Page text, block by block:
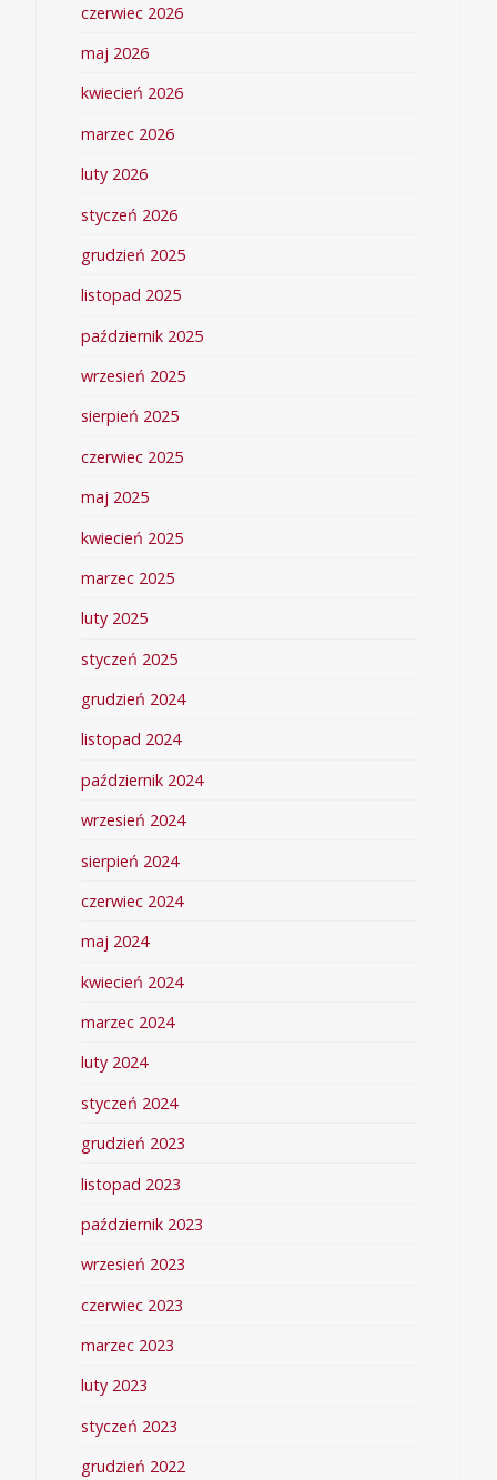
czerwiec 2026
maj 2026
kwiecień 2026
marzec 2026
luty 2026
styczeń 2026
grudzień 2025
listopad 2025
październik 2025
wrzesień 2025
sierpień 2025
czerwiec 2025
maj 2025
kwiecień 2025
marzec 2025
luty 2025
styczeń 2025
grudzień 2024
listopad 2024
październik 2024
wrzesień 2024
sierpień 2024
czerwiec 2024
maj 2024
kwiecień 2024
marzec 2024
luty 2024
styczeń 2024
grudzień 2023
listopad 2023
październik 2023
wrzesień 2023
czerwiec 2023
marzec 2023
luty 2023
styczeń 2023
grudzień 2022